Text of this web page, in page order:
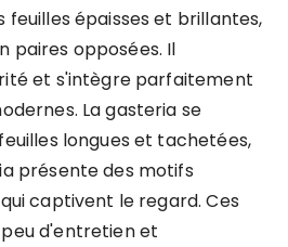
feuilles épaisses et brillantes,
paires opposées. Il
et s'intègre parfaitement
La gasteria se
longues et tachetées,
présente des motifs
captivent le regard. Ces
d'entretien et